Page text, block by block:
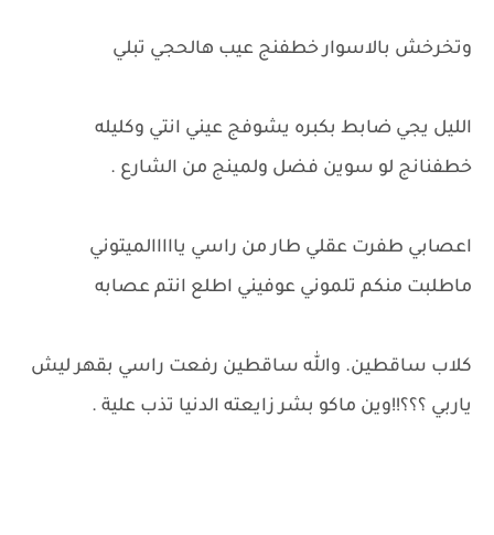
وتخرخش بالاسوار خطفنج عيب هالحجي تبلي
الليل يجي ضابط بكبره يشوفج عيني انتي وكليله
خطفنانج لو سوين فضل ولمينج من الشارع .
اعصابي طفرت عقلي طار من راسي يااااالميتوني
ماطلبت منكم تلموني عوفيني اطلع انتم عصابه
كلاب ساقطين. والله ساقطين رفعت راسي بقهر ليش
ياربي ؟؟؟!!وين ماكو بشر زايعته الدنيا تذب علية .